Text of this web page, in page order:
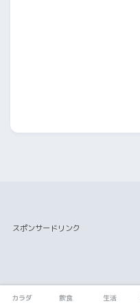
スポンサードリンク
カラダ 飲食 生活